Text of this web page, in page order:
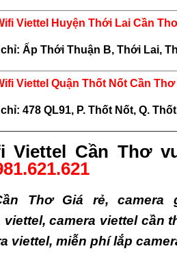
Viettel Huyện Thới Lai Cần
Ấp Thới Thuận B, Thới Lai,
Viettel Quận Thốt Nốt Cần Thơ
478 QL91, P. Thốt Nốt, Q.
Viettel Cần Thơ
Thơ Giá rẻ,camera
viettel,camera viettel cần
viettel, miễn phí lắp